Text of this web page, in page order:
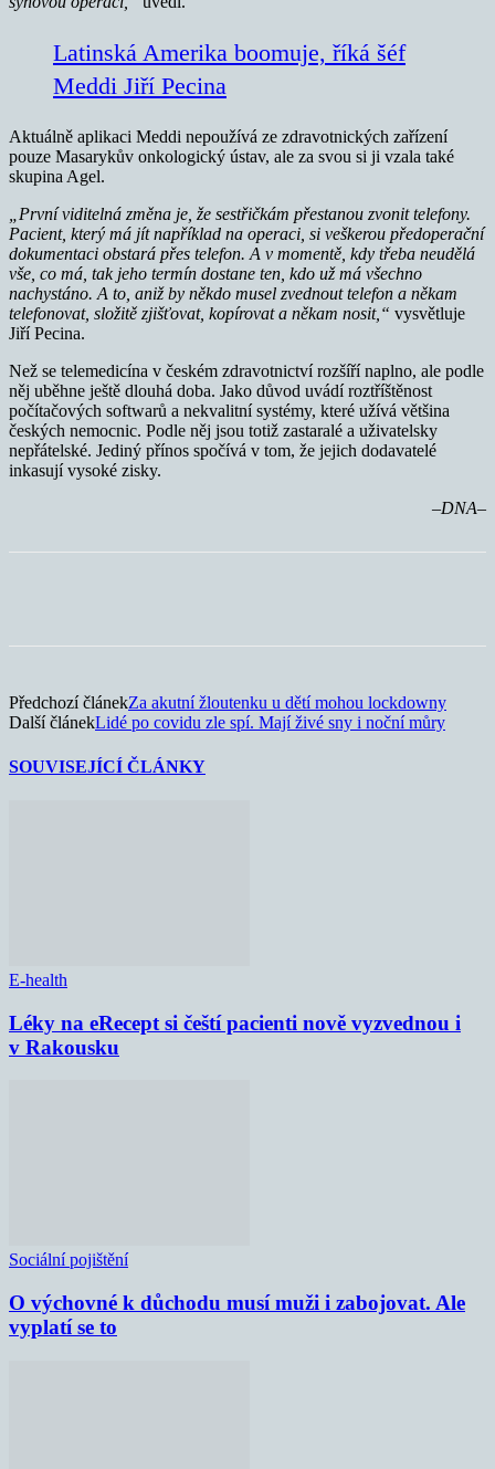
Latinská Amerika boomuje, říká šéf
Meddi Jiří Pecina
Aktuálně aplikaci Meddi nepoužívá ze zdravotnických zařízení
pouze Masarykův onkologický ústav, ale za svou si ji vzala také
skupina Agel.
„První viditelná změna je, že sestřičkám přestanou zvonit telefony.
Pacient, který má jít například na operaci, si veškerou předoperační
dokumentaci obstará přes telefon. A v momentě, kdy třeba neudělá
vše, co má, tak jeho termín dostane ten, kdo už má všechno
nachystáno. A to, aniž by někdo musel zvednout telefon a někam
telefonovat, složitě zjišťovat, kopírovat a někam nosit,“ vysvětluje
Jiří Pecina.
Než se telemedicína v českém zdravotnictví rozšíří naplno, ale podle
něj uběhne ještě dlouhá doba. Jako důvod uvádí roztříštěnost
počítačových softwarů a nekvalitní systémy, které užívá většina
českých nemocnic. Podle něj jsou totiž zastaralé a uživatelsky
nepřátelské. Jediný přínos spočívá v tom, že jejich dodavatelé
inkasují vysoké zisky.
–DNA–
Předchozí článekZa akutní žloutenku u dětí mohou lockdowny
Další článekLidé po covidu zle spí. Mají živé sny i noční můry
SOUVISEJÍCÍ ČLÁNKY
E-health
Léky na eRecept si čeští pacienti nově vyzvednou i
v Rakousku
Sociální pojištění
O výchovné k důchodu musí muži i zabojovat. Ale
vyplatí se to